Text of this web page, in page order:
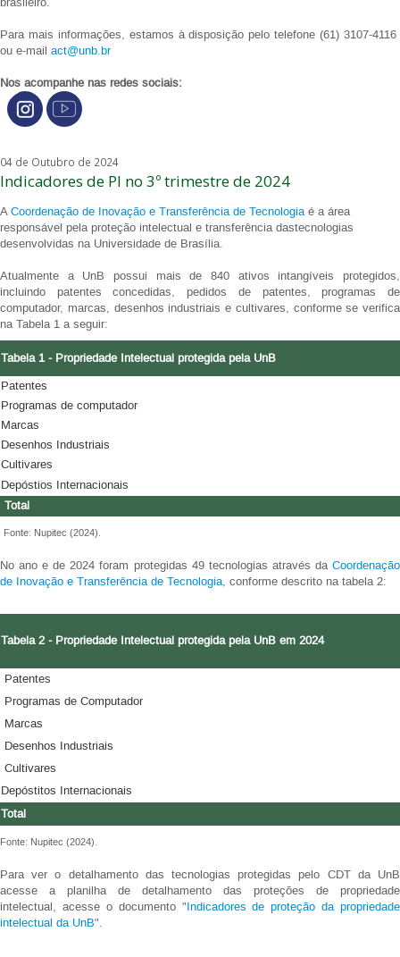
Para mais informações, estamos à disposição pelo telefone (61) 3107-4116
ou e-mail act@unb.br
Nos acompanhe nas redes sociais:
04 de Outubro de 2024
Indicadores de PI no 3º trimestre de 2024
ACoordenação de Inovação e Transferência de Tecnologiaé a área
responsável pela proteção intelectual e transferência dastecnologias
desenvolvidas na Universidade de Brasília.
Atualmente a UnB possui mais de 840 ativos intangíveis protegidos,
incluindo patentes concedidas, pedidos de patentes, programas de
computador, marcas, desenhos industriais e cultivares, conforme se verifica
na Tabela 1 a seguir:
Tabela 1 - Propriedade Intelectual protegida pela UnB
Patentes
Programas de computador
Marcas
Desenhos Industriais
Cultivares
Depóstios Internacionais
Total
Fonte: Nupitec (2024).
No ano e de 2024 foram protegidas 49 tecnologias através da Coordenação
de Inovação e Transferência de Tecnologia, conforme descrito na tabela 2:
Tabela 2 - Propriedade Intelectual protegida pela UnB em 2024
Patentes
Programas de Computador
Marcas
Desenhos Industriais
Cultivares
Depóstitos Internacionais
Total
Fonte: Nupitec (2024).
Para ver o detalhamento das tecnologias protegidas pelo CDT da UnB
acesse a planilha de detalhamento das proteções de propriedade
intelectual, acesse o documento "Indicadores de proteção da propriedade
intelectual da UnB".